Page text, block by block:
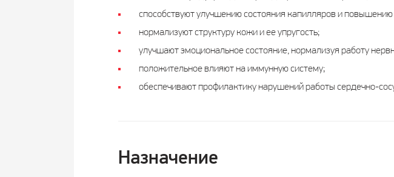
способствуют улучшению состояния капилляров и повышению
нормализуют структуру кожи и ее упругость;
улучшают эмоциональное состояние, нормализуя работу
положительное влияют на иммунную систему;
обеспечивают профилактику нарушений работы сердечно-
Назначение